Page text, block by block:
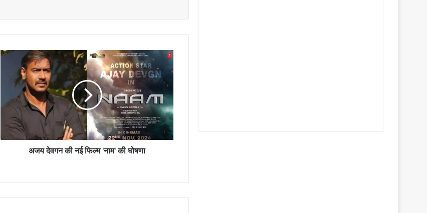
अजय
'नाम'
घोषणा
अजय देवगन की नई फिल्म 'नाम' की घोषणा